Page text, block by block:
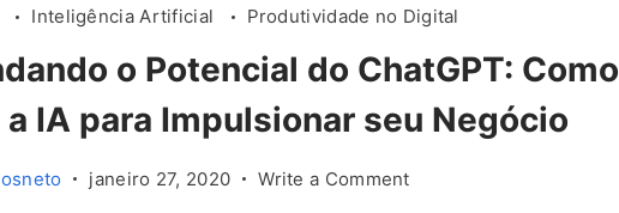
Inteligência Artificial Produtividade no Digital
o Potencial do ChatGPT: Como
IA para Impulsionar seu Negócio
janeiro 27, 2020 Write a Commenton